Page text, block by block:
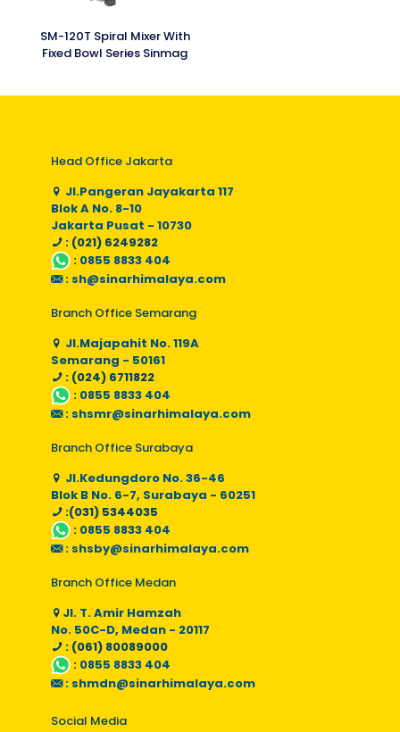
SM-120T Spiral Mixer With
Fixed Bowl Series Sinmag
Head Office Jakarta
Jl.Pangeran Jayakarta 117
Blok A No. 8-10
Jakarta Pusat - 10730
: (021) 6249282
: 0855 8833 404
: sh@sinarhimalaya.com
Branch Office Semarang
Jl.Majapahit No. 119A
Semarang - 50161
: (024) 6711822
: 0855 8833 404
: shsmr@sinarhimalaya.com
Branch Office Surabaya
Jl.Kedungdoro No. 36-46
Blok B No. 6-7, Surabaya - 60251
:(031) 5344035
: 0855 8833 404
: shsby@sinarhimalaya.com
Branch Office Medan
Jl. T. Amir Hamzah
No. 50C-D, Medan - 20117
: (061) 80089000
: 0855 8833 404
: shmdn@sinarhimalaya.com
Social Media